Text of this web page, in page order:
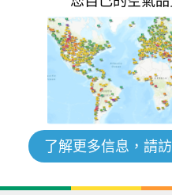
了解更多信息，請